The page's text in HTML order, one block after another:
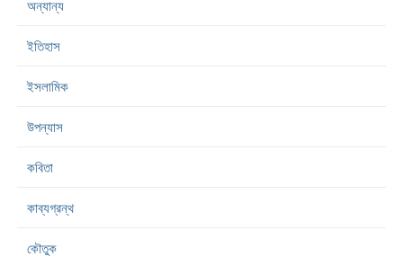
অন্যান্য
ইতিহাস
ইসলামিক
উপন্যাস
কবিতা
কাব্যগ্রন্থ
কৌতুক